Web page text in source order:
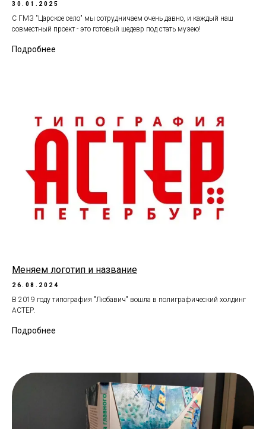
30.01.2025
С ГМЗ "Царское село" мы сотрудничаем очень давно, и каждый наш
совместный проект - это готовый шедевр под стать музею!
Подробнее
Меняем логотип и название
26.08.2024
В 2019 году типография "Любавич" вошла в полиграфический холдинг
АСТЕР.
Подробнее